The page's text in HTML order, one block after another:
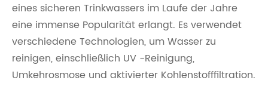
eines sicheren Trinkwassers im Laufe der Jahre
eine immense Popularität erlangt. Es verwendet
verschiedene Technologien, um Wasser zu
reinigen, einschließlich UV -Reinigung,
Umkehrosmose und aktivierter Kohlenstofffiltration.